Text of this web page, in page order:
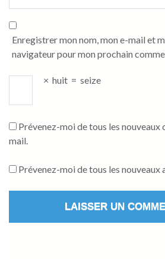
Enregistrer mon nom, mon e-mail et
navigateur pour mon prochain
× huit = seize
Prévenez-moi de tous les nouveaux
mail.
Prévenez-moi de tous les nouveaux